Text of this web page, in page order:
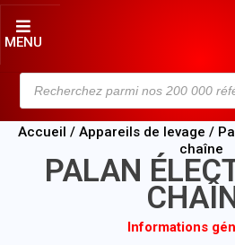
MENU
Accueil / Appareils de levage /
chaîne
PALAN
Informations